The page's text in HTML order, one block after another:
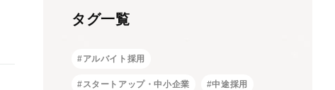
タグ一覧
#アルバイト採用
#スタートアップ・中小企業 #中途採用